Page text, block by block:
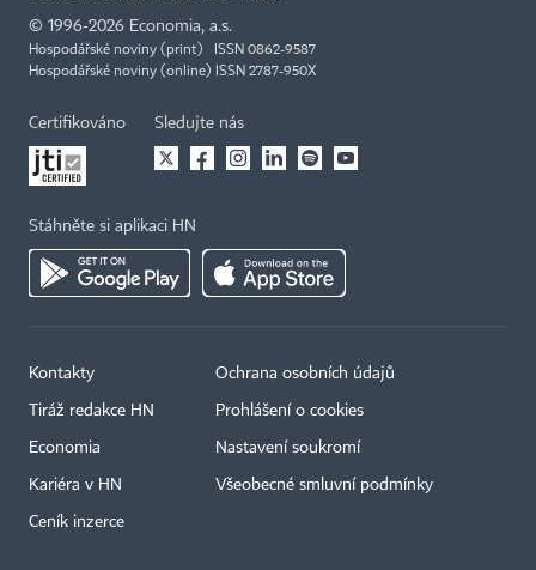
© 1996-2026 Economia, a.s.
Hospodářské noviny (print) ISSN 0862-9587
Hospodářské noviny (online) ISSN 2787-950X
Certifikováno Sledujte nás
Stáhněte si aplikaci HN
Kontakty
Tiráž redakce HN
Economia
Kariéra v HN
Ceník inzerce
Ochrana osobních údajů
Prohlášení o cookies
Nastavení soukromí
Všeobecné smluvní podmínky